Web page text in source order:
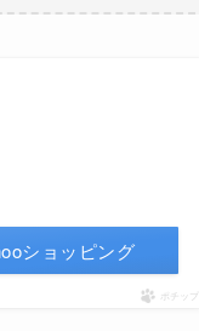
ショッピング
ポチップ